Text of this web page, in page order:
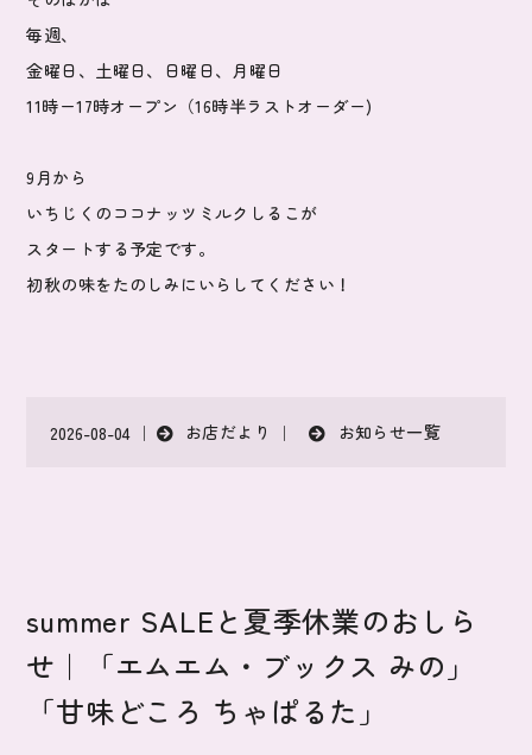
毎週、
金曜日、土曜日、日曜日、月曜日
11時ー17時オープン（16時半ラストオーダー)
9月から
いちじくのココナッツミルクしるこが
スタートする予定です。
初秋の味をたのしみにいらしてください！
2026-08-04 ｜ お店だより ｜ お知らせ一覧
summer SALEと夏季休業のおしら
せ｜「エムエム・ブックス みの」
「甘味どころ ちゃぱるた」